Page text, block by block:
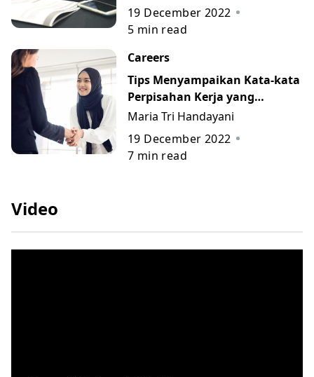
19 December 2022
5 min read
Careers
Tips Menyampaikan Kata-kata
Perpisahan Kerja yang
Berkesan beserta Contohnya
Maria Tri Handayani
19 December 2022
7 min read
Video